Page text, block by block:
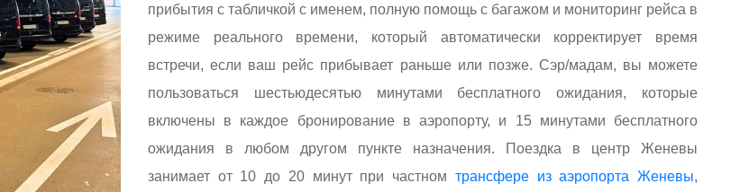
прибытия с табличкой с именем, полную помощь с багажом и мониторинг рейса в
режиме реального времени, который автоматически корректирует время
встречи, если ваш рейс прибывает раньше или позже. Сэр/мадам, вы можете
пользоваться шестьюдесятью минутами бесплатного ожидания, которые
включены в каждое бронирование в аэропорту, и 15 минутами бесплатного
ожидания в любом другом пункте назначения. Поездка в центр Женевы
занимает от 10 до 20 минут при частном трансфере из аэропорта Женевы,